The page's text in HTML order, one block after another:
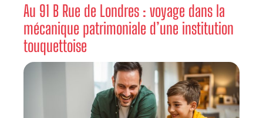
Au 91 B Rue de Londres : voyage dans la
mécanique patrimoniale d’une institution
touquettoise